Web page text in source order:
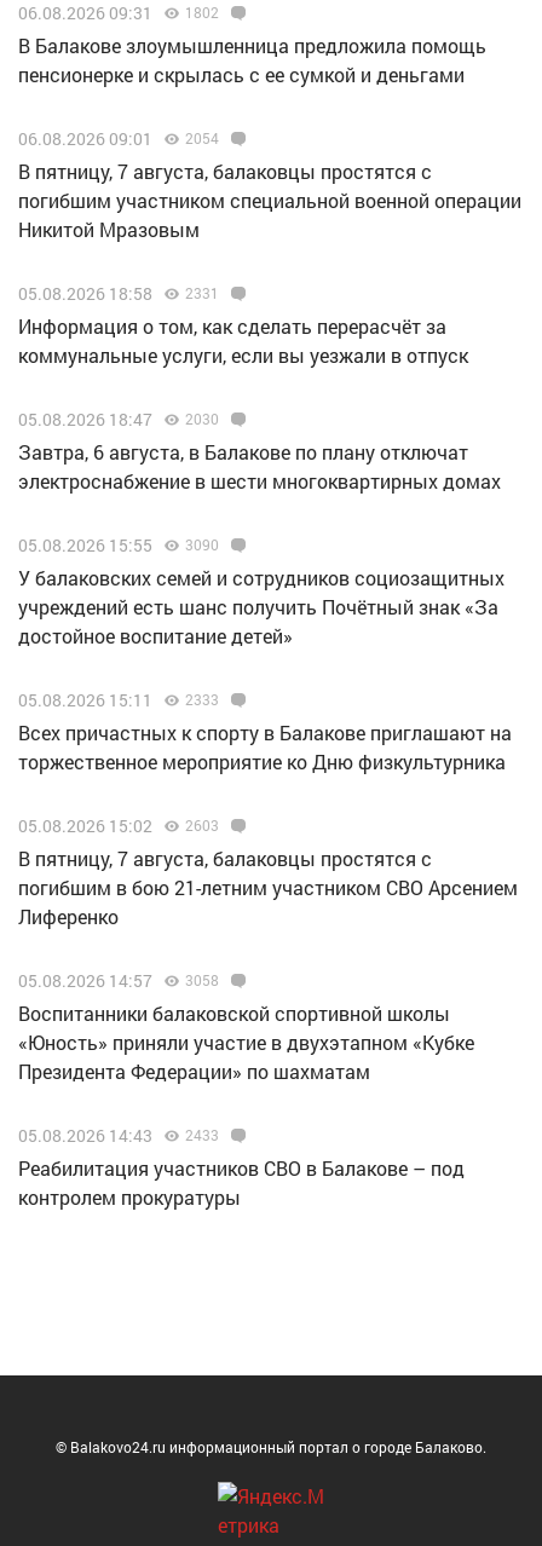
06.08.2026 09:31 1802
В Балакове злоумышленница предложила помощь
пенсионерке и скрылась с ее сумкой и деньгами
06.08.2026 09:01 2054
В пятницу, 7 августа, балаковцы простятся с
погибшим участником специальной военной операции
Никитой Мразовым
05.08.2026 18:58 2331
Информация о том, как сделать перерасчёт за
коммунальные услуги, если вы уезжали в отпуск
05.08.2026 18:47 2030
Завтра, 6 августа, в Балакове по плану отключат
электроснабжение в шести многоквартирных домах
05.08.2026 15:55 3090
У балаковских семей и сотрудников социозащитных
учреждений есть шанс получить Почётный знак «За
достойное воспитание детей»
05.08.2026 15:11 2333
Всех причастных к спорту в Балакове приглашают на
торжественное мероприятие ко Дню физкультурника
05.08.2026 15:02 2603
В пятницу, 7 августа, балаковцы простятся с
погибшим в бою 21-летним участником СВО Арсением
Лиференко
05.08.2026 14:57 3058
Воспитанники балаковской спортивной школы
«Юность» приняли участие в двухэтапном «Кубке
Президента Федерации» по шахматам
05.08.2026 14:43 2433
Реабилитация участников СВО в Балакове – под
контролем прокуратуры
© Balakovo24.ru информационный портал о городе Балаково.